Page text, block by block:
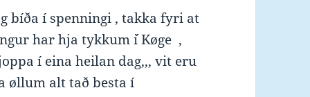
bíða í spenningi , takka fyri at
har hja tykkum ´´i Køge ,
í eina heilan dag,,, vit eru
øllum alt tað besta í